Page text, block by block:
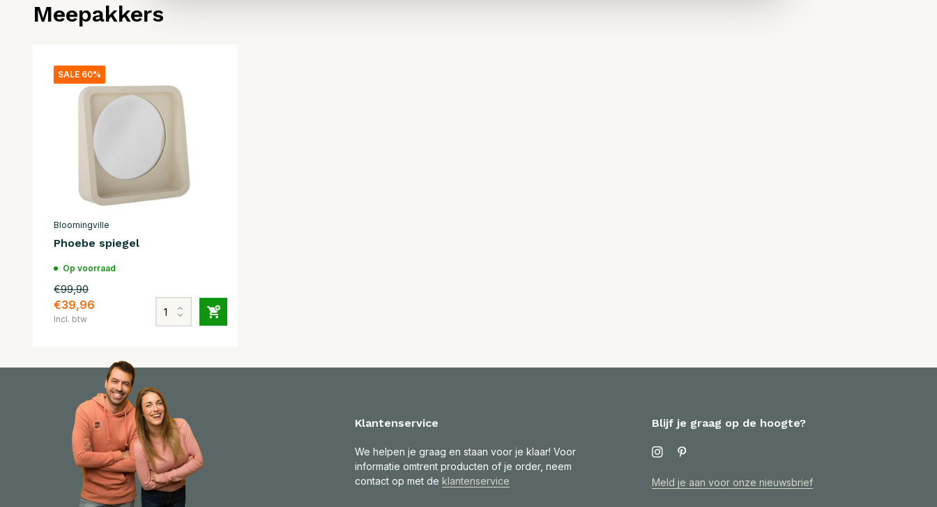
Meepakkers
SALE 60%
Bloomingville
Phoebe spiegel
Op voorraad
€99,90
€39,96
Incl. btw
Klantenservice
We helpen je graag en staan voor je klaar! Voor
informatie omtrent producten of je order, neem
contact op met de klantenservice
Blijf je graag op de hoogte?
Meld je aan voor onze nieuwsbrief